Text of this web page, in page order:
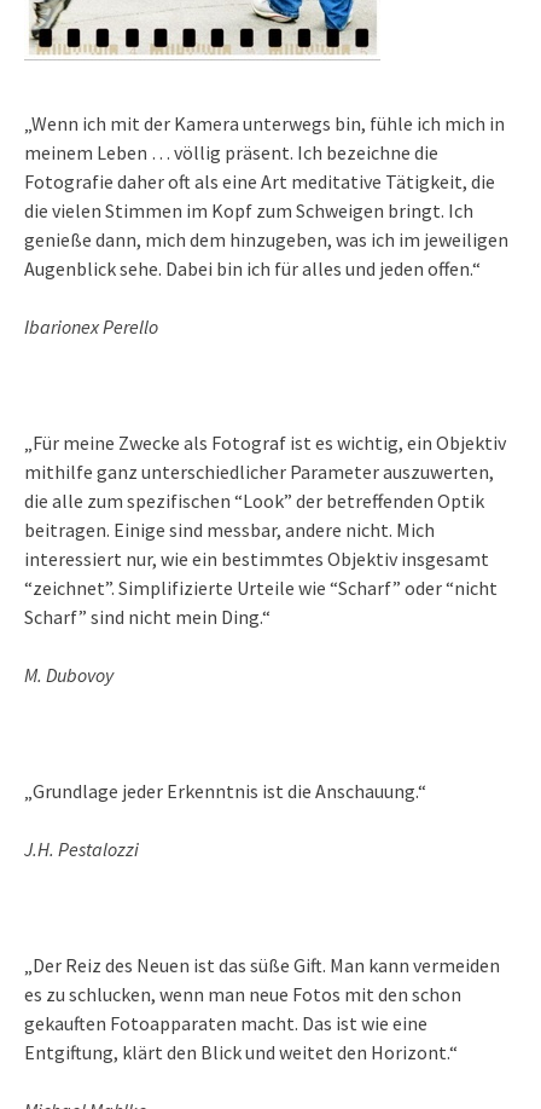
„Wenn ich mit der Kamera unterwegs bin, fühle ich mich in
meinem Leben … völlig präsent. Ich bezeichne die
Fotografie daher oft als eine Art meditative Tätigkeit, die
die vielen Stimmen im Kopf zum Schweigen bringt. Ich
genieße dann, mich dem hinzugeben, was ich im jeweiligen
Augenblick sehe. Dabei bin ich für alles und jeden offen.“
Ibarionex Perello
„Für meine Zwecke als Fotograf ist es wichtig, ein Objektiv
mithilfe ganz unterschiedlicher Parameter auszuwerten,
die alle zum spezifischen “Look” der betreffenden Optik
beitragen. Einige sind messbar, andere nicht. Mich
interessiert nur, wie ein bestimmtes Objektiv insgesamt
“zeichnet”. Simplifizierte Urteile wie “Scharf” oder “nicht
Scharf” sind nicht mein Ding.“
M. Dubovoy
„Grundlage jeder Erkenntnis ist die Anschauung.“
J.H. Pestalozzi
„Der Reiz des Neuen ist das süße Gift. Man kann vermeiden
es zu schlucken, wenn man neue Fotos mit den schon
gekauften Fotoapparaten macht. Das ist wie eine
Entgiftung, klärt den Blick und weitet den Horizont.“